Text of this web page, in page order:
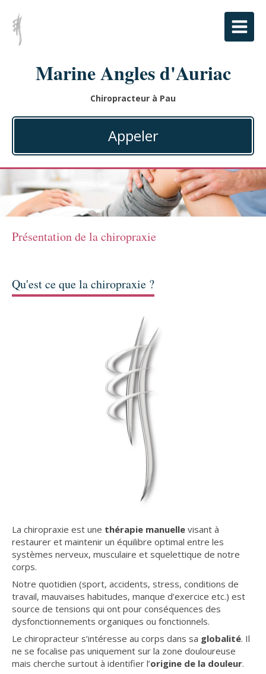
Marine Angles d'Auriac
Chiropracteur à Pau
Appeler
Présentation de la chiropraxie
Qu'est ce que la chiropraxie ?
La chiropraxie est une thérapie manuelle visant à
restaurer et maintenir un équilibre optimal entre les
systèmes nerveux, musculaire et squelettique de notre
corps.
Notre quotidien (sport, accidents, stress, conditions de
travail, mauvaises habitudes, manque d’exercice etc.) est
source de tensions qui ont pour conséquences des
dysfonctionnements organiques ou fonctionnels.
Le chiropracteur s’intéresse au corps dans sa globalité. Il
ne se focalise pas uniquement sur la zone douloureuse
mais cherche surtout à identifier l’origine de la douleur.